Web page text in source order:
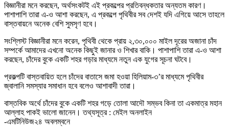
বিজ্ঞানীরা মনে করছেন, অর্থসংকটই এই প্রকল্পের প্রতিবন্ধকতার অন্যতম কারণ।
পাশাপাশি তারা এ-ও আশা করছেন, এ প্রকল্পে পৃথিবীর সব দেশই যদি এগিয়ে আসে তাহলে
বাস্তবায়নে অনেক বেশি সুমসৃণ হবে।
সংশ্লিস্ট বিজ্ঞানীরা মনে করেন, পৃথিবী থেকে প্রায় ২,৩০,০০০ মাইল দূরের অজানা চাঁদ
সম্পর্কে আমাদের এখনো অনেক কিছুই জানার ও শিখার বাকি। পাশাপাশি তারা এ-ও আশা
করছেন, চাঁদের বুকে একটি শহর গড়ার মাধ্যমে নতুন এক যুগের সূচনা ঘটবে।
প্রকল্পটি বাস্তবায়িত হলে চাঁদের বাতাসে জমা হওয়া হিলিয়াম-৩’র মাধ্যমে পৃথিবীর
জ্বালানি সমস্যার সমাধান হবে বলেও আশাবাদী তারা।
বাস্তবিক অর্থে চাঁদের বুকে একটি শহর গড়ে তোলা আদৌ সম্ভব কিনা তা একমাত্র মহান
আল্লাহ পাকই ভালো জানেন। তথ্যসূত্র : মেইল অনলাইন
-এমটিনিউজ২৪ অবলম্বনে